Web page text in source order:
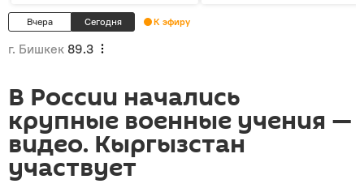
Вчера Сегодня К эфиру
г. Бишкек 89.3
В России начались
крупные военные учения —
видео. Кыргызстан
участвует